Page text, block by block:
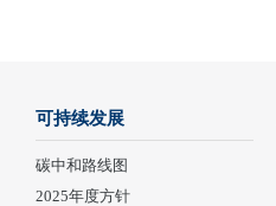
可持续发展
碳中和路线图
2025年度方针